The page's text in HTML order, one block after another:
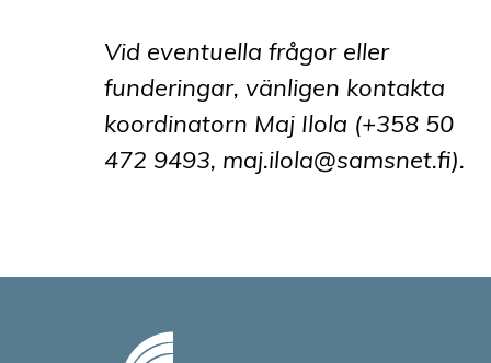
Vid eventuella frågor eller
funderingar, vänligen kontakta
koordinatorn Maj Ilola (+358 50
472 9493, maj.ilola@samsnet.fi).